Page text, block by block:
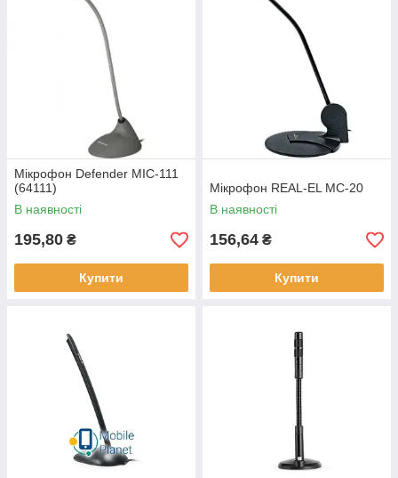
Мікрофон Defender MIC-111
(64111)
В наявності
195,80 ₴
Купити
Мікрофон REAL-EL MC-20
В наявності
156,64 ₴
Купити